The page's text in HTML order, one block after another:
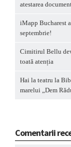
atestarea
iMapp Bucharest
septembrie!
Cimitirul Bellu
toată atenția
Hai la teatru la
marelui „Dem
Comentarii